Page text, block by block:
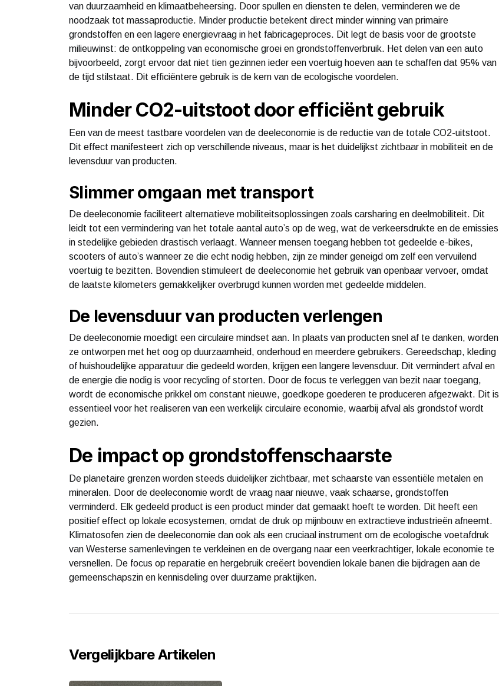
van duurzaamheid en klimaatbeheersing. Door spullen en diensten te delen, verminderen we de
noodzaak tot massaproductie. Minder productie betekent direct minder winning van primaire
grondstoffen en een lagere energievraag in het fabricageproces. Dit legt de basis voor de grootste
milieuwinst: de ontkoppeling van economische groei en grondstoffenverbruik. Het delen van een auto
bijvoorbeeld, zorgt ervoor dat niet tien gezinnen ieder een voertuig hoeven aan te schaffen dat 95% van
de tijd stilstaat. Dit efficiëntere gebruik is de kern van de ecologische voordelen.
Minder CO2-uitstoot door efficiënt gebruik
Een van de meest tastbare voordelen van de deeleconomie is de reductie van de totale CO2-uitstoot.
Dit effect manifesteert zich op verschillende niveaus, maar is het duidelijkst zichtbaar in mobiliteit en de
levensduur van producten.
Slimmer omgaan met transport
De deeleconomie faciliteert alternatieve mobiliteitsoplossingen zoals carsharing en deelmobiliteit. Dit
leidt tot een vermindering van het totale aantal auto’s op de weg, wat de verkeersdrukte en de emissies
in stedelijke gebieden drastisch verlaagt. Wanneer mensen toegang hebben tot gedeelde e-bikes,
scooters of auto’s wanneer ze die echt nodig hebben, zijn ze minder geneigd om zelf een vervuilend
voertuig te bezitten. Bovendien stimuleert de deeleconomie het gebruik van openbaar vervoer, omdat
de laatste kilometers gemakkelijker overbrugd kunnen worden met gedeelde middelen.
De levensduur van producten verlengen
De deeleconomie moedigt een circulaire mindset aan. In plaats van producten snel af te danken, worden
ze ontworpen met het oog op duurzaamheid, onderhoud en meerdere gebruikers. Gereedschap, kleding
of huishoudelijke apparatuur die gedeeld worden, krijgen een langere levensduur. Dit vermindert afval en
de energie die nodig is voor recycling of storten. Door de focus te verleggen van bezit naar toegang,
wordt de economische prikkel om constant nieuwe, goedkope goederen te produceren afgezwakt. Dit is
essentieel voor het realiseren van een werkelijk circulaire economie, waarbij afval als grondstof wordt
gezien.
De impact op grondstoffenschaarste
De planetaire grenzen worden steeds duidelijker zichtbaar, met schaarste van essentiële metalen en
mineralen. Door de deeleconomie wordt de vraag naar nieuwe, vaak schaarse, grondstoffen
verminderd. Elk gedeeld product is een product minder dat gemaakt hoeft te worden. Dit heeft een
positief effect op lokale ecosystemen, omdat de druk op mijnbouw en extractieve industrieën afneemt.
Klimatosofen zien de deeleconomie dan ook als een cruciaal instrument om de ecologische voetafdruk
van Westerse samenlevingen te verkleinen en de overgang naar een veerkrachtiger, lokale economie te
versnellen. De focus op reparatie en hergebruik creëert bovendien lokale banen die bijdragen aan de
gemeenschapszin en kennisdeling over duurzame praktijken.
Vergelijkbare Artikelen